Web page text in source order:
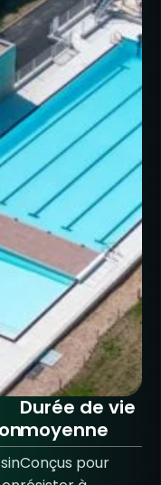
Durée de vie
moyenne
Conçus pour